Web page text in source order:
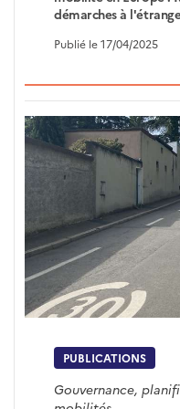
démarches à
Publié le 17/04/2025
PUBLICATIONS
Gouvernance,